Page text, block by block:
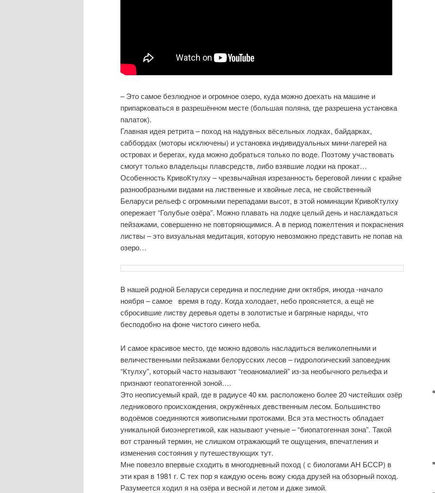
– Это самое безлюдное и огромное озеро, куда можно доехать на машине и
припарковаться в разрешённом месте (большая поляна, где разрешена установка
палаток).
Главная идея ретрита – поход на надувных вёсельных лодках, байдарках,
саббордах (моторы исключены) и установка индивидуальных мини-лагерей на
островах и берегах, куда можно добраться только по воде. Поэтому участвовать
смогут только владельцы плавсредств, либо взявшие лодки на прокат…
Особенность КривоКтулху – чрезвычайная изрезанность береговой линии с крайне
разнообразными видами на лиственные и хвойные леса, не свойственный
Беларуси рельеф с огромными перепадами высот, в этой номинации КривоКтулху
опережает “Голубые озёра”. Можно плавать на лодке целый день и наслаждаться
пейзажами, совершенно не повторяющимися. А в период пожелтения и покраснения
листвы – это визуальная медитация, которую невозможно представить не попав на
озеро…
В нашей родной Беларуси середина и последние дни октября, иногда -начало
ноября – самое время в году. Когда холодает, небо проясняется, а ещё не
сбросившие листву деревья одеты в золотистые и багряные наряды, что
бесподобно на фоне чистого синего неба.
И самое красивое место, где можно вдоволь насладиться великолепными и
величественными пейзажами белорусских лесов – гидрологический заповедник
“Ктулху”, который часто называют “геоаномалией” из-за необычного рельефа и
признают геопатогенной зоной….
Это неописуемый край, где в радиусе 40 км. расположено более 20 чистейших озёр
ледникового происхождения, окружённых девственным лесом. Большинство
водоёмов соединяются живописными протоками. Вся эта местность обладает
уникальной биоэнергетикой, как называют ученые – “биопатогенная зона”. Такой
вот странный термин, не слишком отражающий те ощущения, впечатления и
изменения состояния у путешествующих тут.
Мне повезло впервые сходить в многодневный поход ( с биологами АН БССР) в
эти края в 1981 г. С тех пор я каждую осень вожу сюда друзей на обзорный поход.
Разумеется ходил я на озёра и весной и летом и даже зимой.